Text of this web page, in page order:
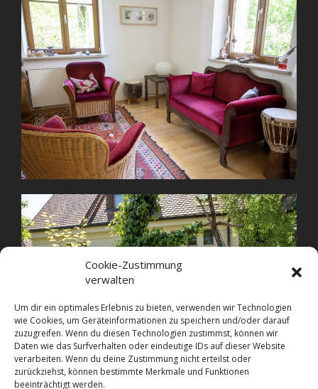
Cookie-Zustimmung
verwalten
Um dir ein optimales Erlebnis zu bieten, verwenden wir Technologien
wie Cookies, um Geräteinformationen zu speichern und/oder darauf
zuzugreifen. Wenn du diesen Technologien zustimmst, können wir
Daten wie das Surfverhalten oder eindeutige IDs auf dieser Website
verarbeiten. Wenn du deine Zustimmung nicht erteilst oder
zurückziehst, können bestimmte Merkmale und Funktionen
beeinträchtigt werden.